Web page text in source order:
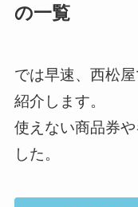
の一覧
では早速、西松
紹介します。
使えない商品券
した。